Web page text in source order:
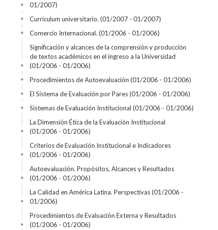
01/2007)
+
Curriculum universitario. (01/2007 - 01/2007)
+
Comercio Internacional. (01/2006 - 01/2006)
+
Significación y alcances de la comprensión y producción
de textos académicos en el ingreso a la Universidad
(01/2006 - 01/2006)
+
Procedimientos de Autoevaluación (01/2006 - 01/2006)
+
El Sistema de Evaluación por Pares(01/2006 - 01/2006)
+
Sistemas de Evaluación Institucional (01/2006 - 01/2006)
+
La Dimensión Ética de la Evaluación Institucional
(01/2006 - 01/2006)
+
Criterios de Evaluación Institucional e Indicadores
(01/2006 - 01/2006)
+
Autoevaluación. Propósitos, Alcances y Resultados
(01/2006 - 01/2006)
+
La Calidad en América Latina. Perspectivas(01/2006 -
01/2006)
+
Procedimientos de Evaluación Externa y Resultados
(01/2006 - 01/2006)
+